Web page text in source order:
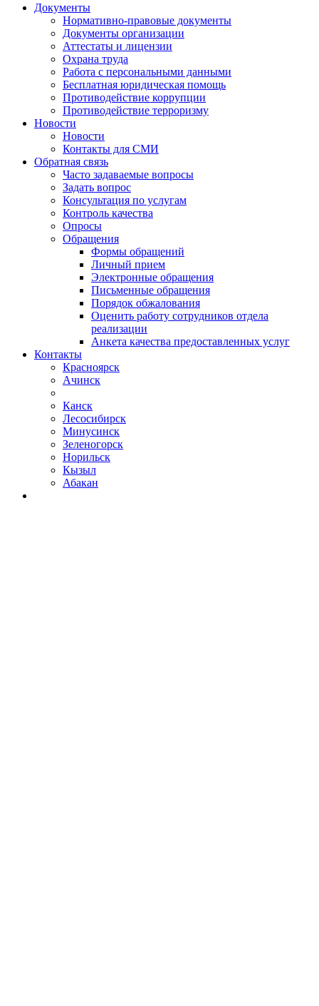
Документы
Нормативно-правовые документы
Документы организации
Аттестаты и лицензии
Охрана труда
Работа с персональными данными
Бесплатная юридическая помощь
Противодействие коррупции
Противодействие терроризму
Новости
Новости
Контакты для СМИ
Обратная связь
Часто задаваемые вопросы
Задать вопрос
Консультация по услугам
Контроль качества
Опросы
Обращения
Формы обращений
Личный прием
Электронные обращения
Письменные обращения
Порядок обжалования
Оценить работу сотрудников отдела
реализации
Анкета качества предоставленных услуг
Контакты
Красноярск
Ачинск
Канск
Лесосибирск
Минусинск
Зеленогорск
Норильск
Кызыл
Абакан